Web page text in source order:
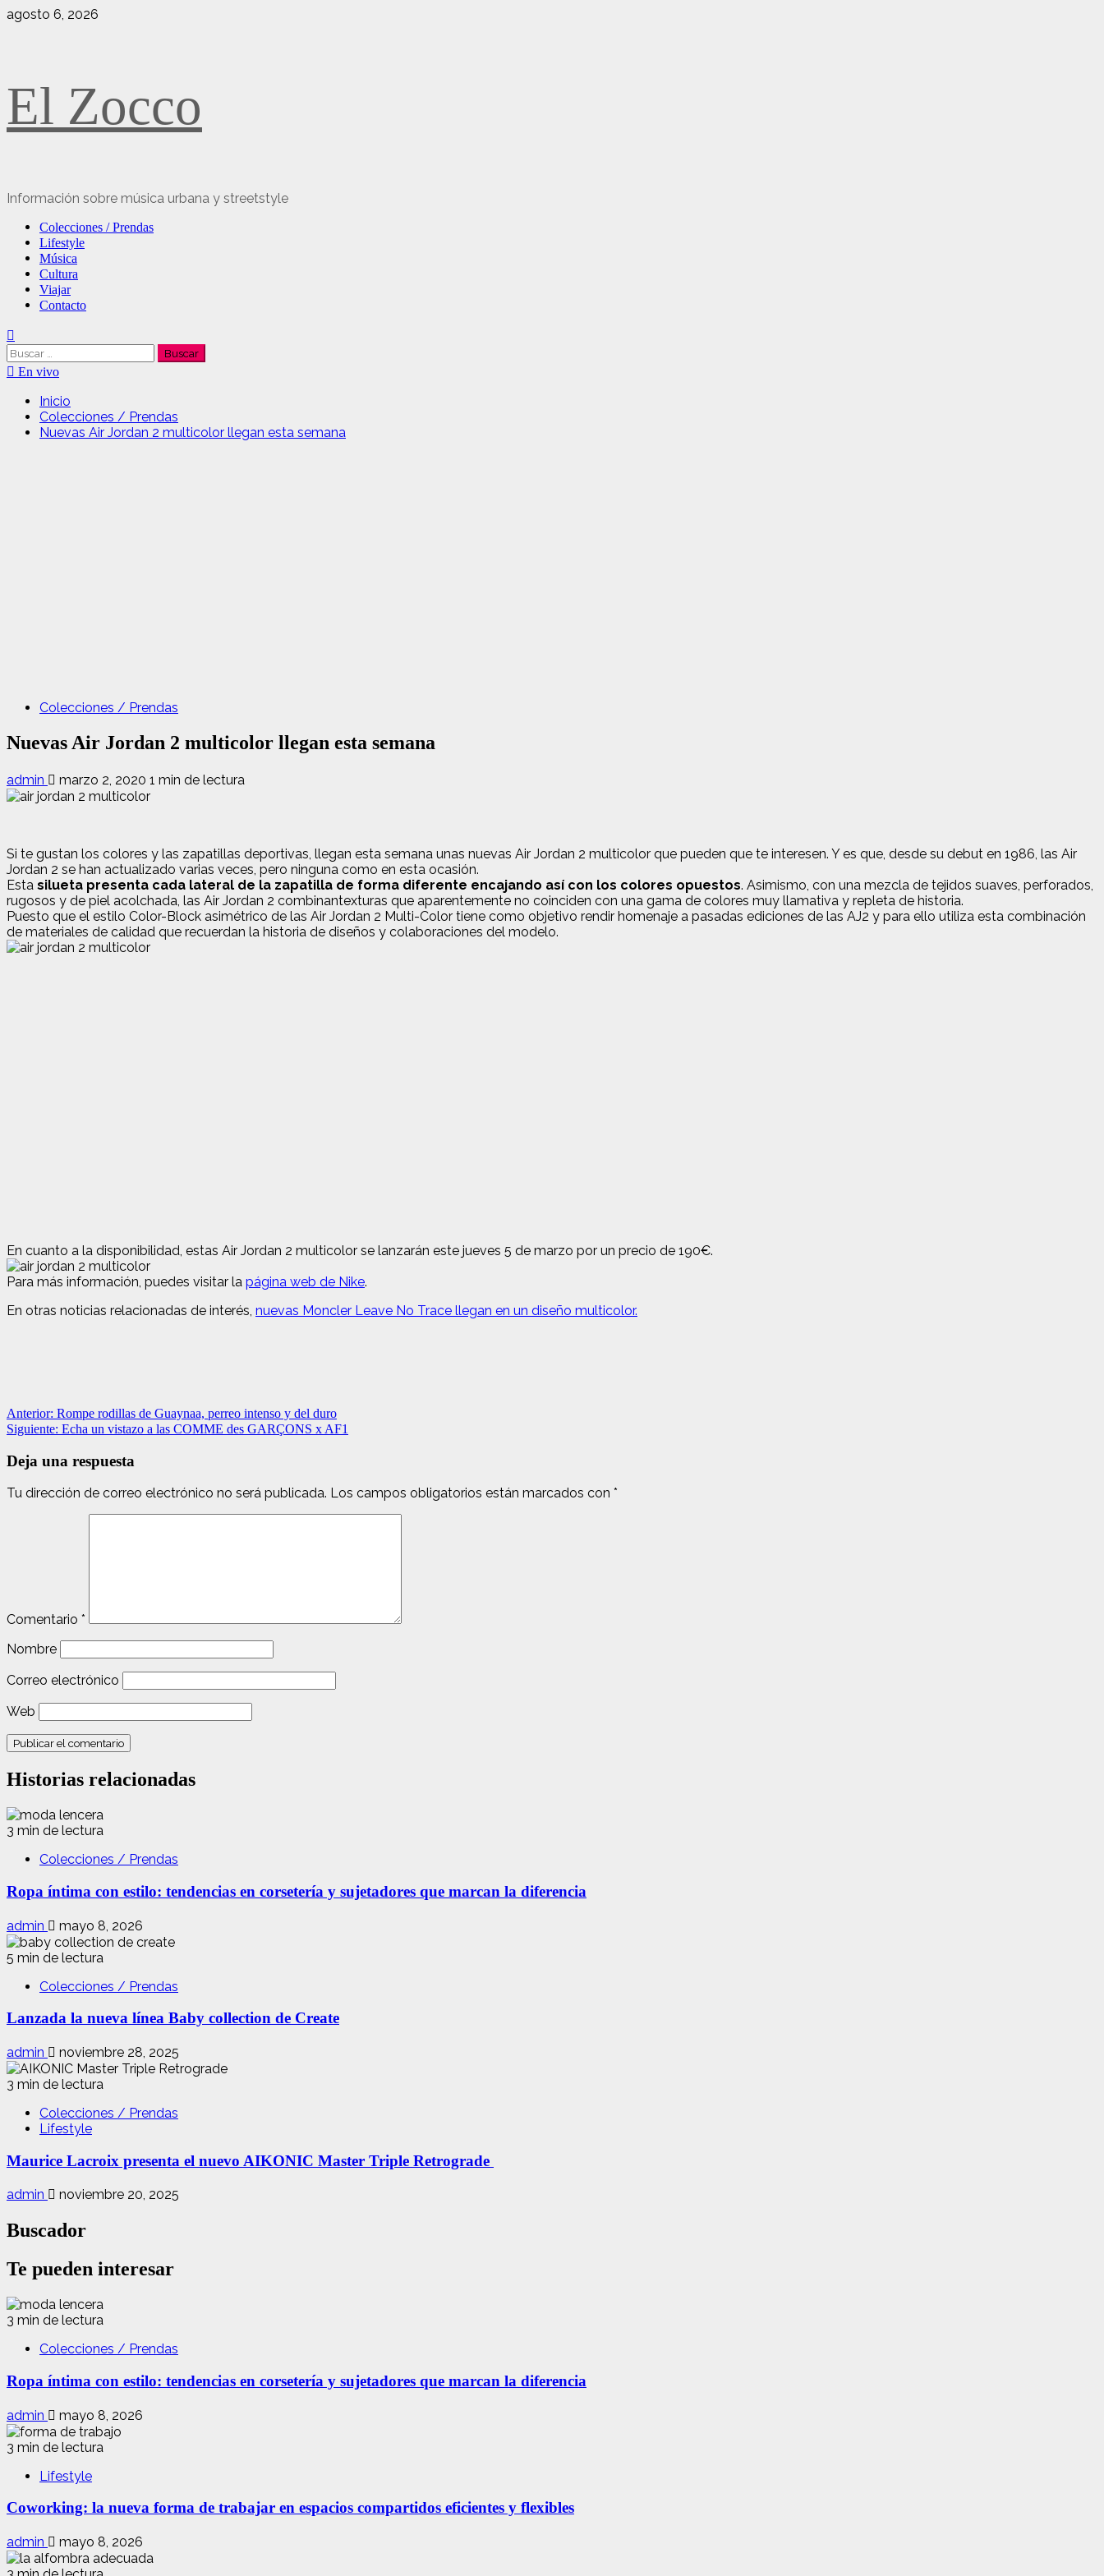
Saltar
agosto 6, 2026
El Zocco
Información sobre música urbana y streetstyle
Menú
principal
Colecciones / Prendas
Lifestyle
Música
Cultura
Viajar
Contacto
Buscar:
En vivo
Inicio
Colecciones / Prendas
Nuevas Air Jordan 2 multicolor llegan esta semana
Colecciones / Prendas
Nuevas Air Jordan 2 multicolor llegan esta semana
admin marzo 2, 2020 1 min de lectura
Si te gustan los colores y las zapatillas deportivas, llegan esta semana unas nuevas Air Jordan 2 multicolor que pueden que te interesen. Y es que, desde su debut en 1986, las Air
Jordan 2 se han actualizado varias veces, pero ninguna como en esta ocasión.
Esta silueta presenta cada lateral de la zapatilla de forma diferente encajando así con los colores opuestos. Asimismo, con una mezcla de tejidos suaves, perforados,
rugosos y de piel acolchada, las Air Jordan 2 combinantexturas que aparentemente no coinciden con una gama de colores muy llamativa y repleta de historia.
Puesto que el estilo Color-Block asimétrico de las Air Jordan 2 Multi-Color tiene como objetivo rendir homenaje a pasadas ediciones de las AJ2 y para ello utiliza esta combinación
de materiales de calidad que recuerdan la historia de diseños y colaboraciones del modelo.
En cuanto a la disponibilidad, estas Air Jordan 2 multicolor se lanzarán este jueves 5 de marzo por un precio de 190€.
Para más información, puedes visitar la página web de Nike.
En otras noticias relacionadas de interés, nuevas Moncler Leave No Trace llegan en un diseño multicolor.
Navegación
de
entradas
Anterior: Rompe rodillas de Guaynaa, perreo intenso y del duro
Siguiente: Echa un vistazo a las COMME des GARÇONS x AF1
Deja una respuesta
Tu dirección de correo electrónico no será publicada. Los campos obligatorios están marcados con *
Comentario *
Nombre
Correo electrónico
Web
Historias relacionadas
3 min de lectura
Colecciones / Prendas
Ropa íntima con estilo: tendencias en corsetería y sujetadores que marcan la diferencia
admin mayo 8, 2026
5 min de lectura
Colecciones / Prendas
Lanzada la nueva línea Baby collection de Create
admin noviembre 28, 2025
3 min de lectura
Colecciones / Prendas
Lifestyle
Maurice Lacroix presenta el nuevo AIKONIC Master Triple Retrograde
admin noviembre 20, 2025
Buscador
Te pueden interesar
3 min de lectura
Colecciones / Prendas
Ropa íntima con estilo: tendencias en corsetería y sujetadores que marcan la diferencia
admin mayo 8, 2026
3 min de lectura
Lifestyle
Coworking: la nueva forma de trabajar en espacios compartidos eficientes y flexibles
admin mayo 8, 2026